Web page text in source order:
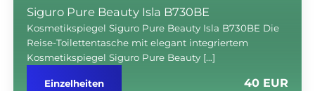
Siguro Pure Beauty Isla B730BE
Kosmetikspiegel Siguro Pure Beauty Isla B730BE Die
Reise-Toilettentasche mit elegant integriertem
Kosmetikspiegel Siguro Pure Beauty […]
Einzelheiten 40 EUR